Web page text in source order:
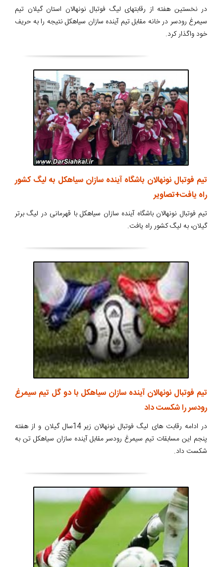
در نخستین هفته از رقابتهای لیگ فوتبال نونهالان استان گیلان تیم
سیمرغ رودسر در خانه مقابل تیم آینده سازان سیاهکل نتیجه را به حریف
خود واگذار کرد.
تیم فوتبال نونهالان باشگاه آینده سازان سیاهکل به لیگ کشور
راه یافت+تصاویر
تیم فوتبال نونهالان باشگاه آینده سازان سیاهکل با قهرمانی در لیگ برتر
گیلان، به لیگ کشور راه یافت.
تیم فوتبال نونهالان آینده سازان سیاهکل با دو گل تیم سیمرغ
رودسر را شکست داد
در ادامه رقابت های لیگ فوتبال نونهالان زیر 14سال گیلان و از هفته
پنجم این مسابقات تیم سیمرغ رودسر مقابل آینده سازان سیاهکل تن به
شکست داد.